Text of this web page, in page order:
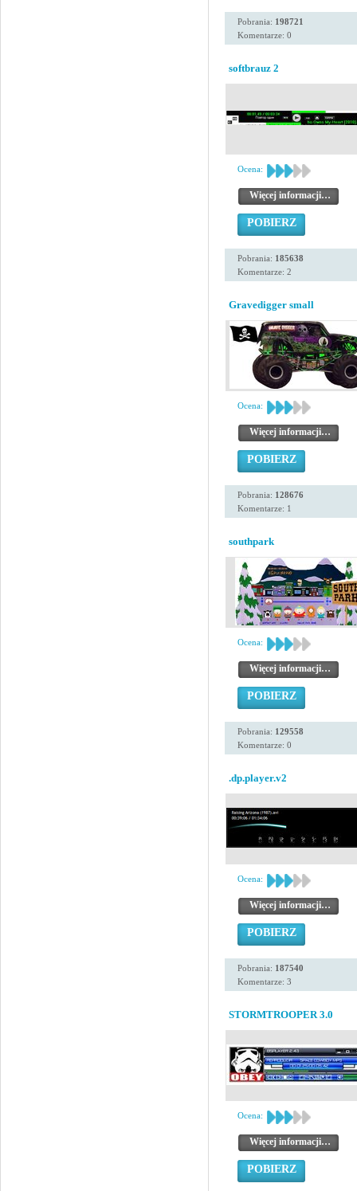
Pobrania: 198721
Komentarze: 0
softbrauz 2
Ocena:
Więcej informacji…
POBIERZ
Pobrania: 185638
Komentarze: 2
Gravedigger small
Ocena:
Więcej informacji…
POBIERZ
Pobrania: 128676
Komentarze: 1
southpark
Ocena:
Więcej informacji…
POBIERZ
Pobrania: 129558
Komentarze: 0
.dp.player.v2
Ocena:
Więcej informacji…
POBIERZ
Pobrania: 187540
Komentarze: 3
STORMTROOPER 3.0
Ocena:
Więcej informacji…
POBIERZ